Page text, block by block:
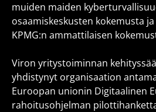
muiden maiden
osaamiskeskusten kokemusta
KPMG:n ammattilaisen
Viron yritystoiminnan
yhdistynyt organisaation
Euroopan unionin Digitaalinen
rahoitusohjelman